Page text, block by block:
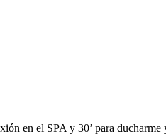
en el SPA y 30’ para ducharme